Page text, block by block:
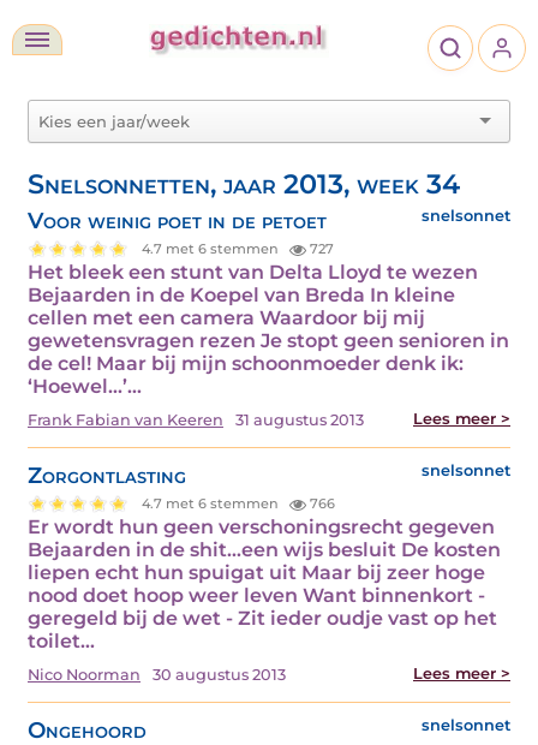
Snelsonnetten, jaar 2013, week 34
Voor weinig poet in de petoet snelsonnet
4.7 met 6 stemmen 727
Het bleek een stunt van Delta Lloyd te wezen
Bejaarden in de Koepel van Breda In kleine
cellen met een camera Waardoor bij mij
gewetensvragen rezen Je stopt geen senioren in
de cel! Maar bij mijn schoonmoeder denk ik:
‘Hoewel...’…
Frank Fabian van Keeren 31 augustus 2013 Lees meer >
Zorgontlasting snelsonnet
4.7 met 6 stemmen 766
Er wordt hun geen verschoningsrecht gegeven
Bejaarden in de shit...een wijs besluit De kosten
liepen echt hun spuigat uit Maar bij zeer hoge
nood doet hoop weer leven Want binnenkort -
geregeld bij de wet - Zit ieder oudje vast op het
toilet…
Nico Noorman 30 augustus 2013 Lees meer >
Ongehoord snelsonnet